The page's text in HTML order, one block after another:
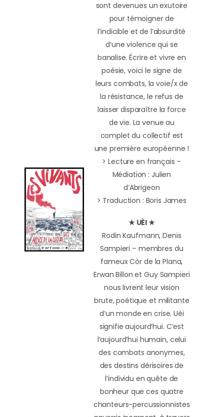
sont devenues un exutoire
pour témoigner de
l’indicible et de l’absurdité
d’une violence qui se
banalise. Écrire et vivre en
poésie, voici le signe de
leurs combats, la voie/x de
la résistance, le refus de
laisser disparaître la force
de vie. La venue au
complet du collectif est
une première européenne !
> Lecture en français –
Médiation : Julien
d’Abrigeon
> Traduction : Boris James
★ UÈI ★
Rodin Kaufmann, Denis
Sampieri – membres du
fameux Còr de la Plana,
Erwan Billon et Guy Sampieri
nous livrent leur vision
brute, poétique et militante
d’un monde en crise. Uèi
signifie aujourd’hui. C’est
l’aujourd’hui humain, celui
des combats anonymes,
des destins dérisoires de
l’individu en quête de
bonheur que ces quatre
chanteurs-percussionnistes